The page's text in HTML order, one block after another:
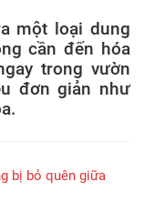
một loại dung
cần đến hóa
trong vườn
đơn giản như
bị bỏ quên giữa